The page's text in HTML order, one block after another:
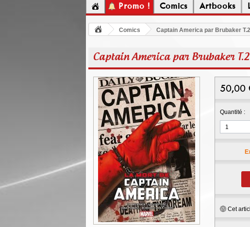
Promo ! Comics Artbooks
Comics Captain America par Brubaker T.2
Captain America par Brubaker T.2
50,00
Quantité :
Cet